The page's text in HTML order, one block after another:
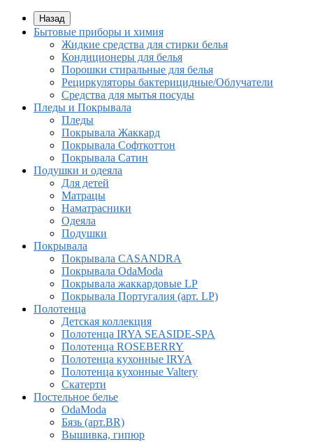
Назад
Бытовые приборы и химия
Жидкие средства для стирки белья
Кондиционеры для белья
Порошки стиральные для белья
Рециркуляторы бактерицидные/Облучатели
Средства для мытья посуды
Пледы и Покрывала
Пледы
Покрывала Жаккард
Покрывала Софткоттон
Покрывала Сатин
Подушки и одеяла
Для детей
Матрацы
Наматрасники
Одеяла
Подушки
Покрывала
Покрывалa CASANDRA
Покрывала OdaModa
Покрывала жаккардовые LP
Покрывала Португалия (арт. LP)
Полотенца
Детская коллекция
Полотенца IRYA SEASIDE-SPA
Полотенца ROSEBERRY
Полотенца кухонные IRYA
Полотенца кухонные Valtery
Скатерти
Постельное белье
OdaModa
Бязь (арт.BR)
Вышивка, гипюр